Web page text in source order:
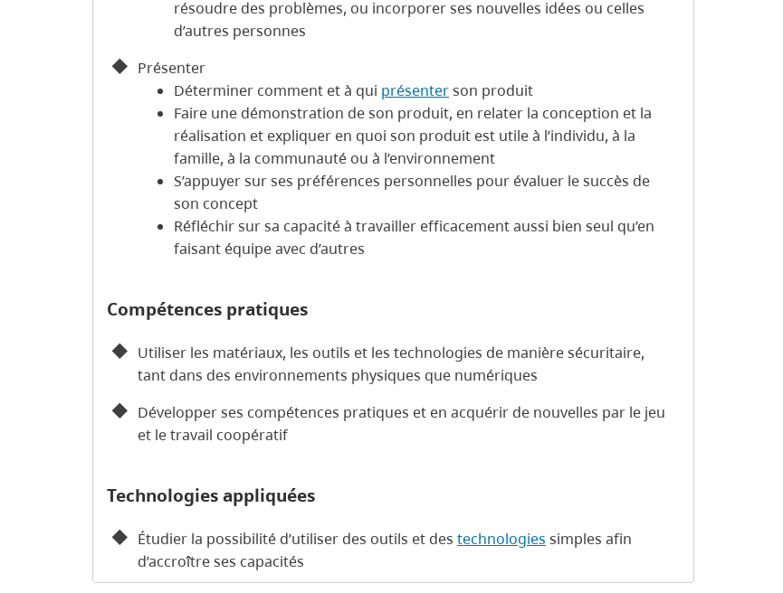
résoudre des problèmes, ou incorporer ses nouvelles idées ou celles
d’autres personnes
Présenter
Déterminer comment et à qui présenterson produit
Faire une démonstration de son produit, en relater la conception et la
réalisation et expliquer en quoi son produit est utile à l’individu, à la
famille, à la communauté ou à l’environnement
S’appuyer sur ses préférences personnelles pour évaluer le succès de
son concept
Réfléchir sur sa capacité à travailler efficacement aussi bien seul qu’en
faisant équipe avec d’autres
Compétences pratiques
Utiliser les matériaux, les outils et les technologies de manière sécuritaire,
tant dans des environnements physiques que numériques
Développer ses compétences pratiques et en acquérir de nouvelles par le jeu
et le travail coopératif
Technologies appliquées
Étudier la possibilité d’utiliser des outils et des technologies simples afin
d’accroître ses capacités